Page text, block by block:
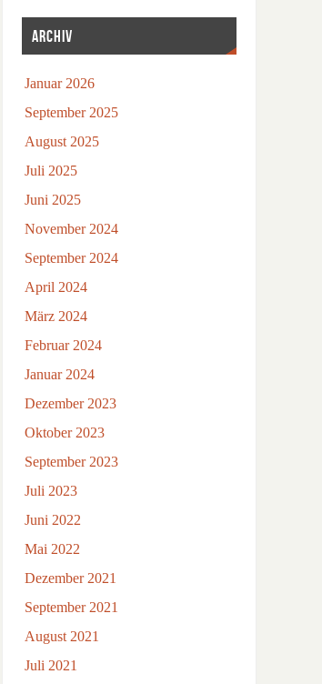
ARCHIV
Januar 2026
September 2025
August 2025
Juli 2025
Juni 2025
November 2024
September 2024
April 2024
März 2024
Februar 2024
Januar 2024
Dezember 2023
Oktober 2023
September 2023
Juli 2023
Juni 2022
Mai 2022
Dezember 2021
September 2021
August 2021
Juli 2021